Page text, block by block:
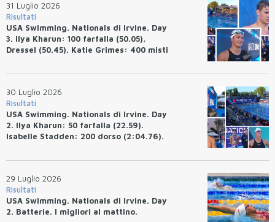
31 Luglio 2026
Risultati
USA Swimming. Nationals di Irvine. Day
3. Ilya Kharun: 100 farfalla (50.05),
Dressel (50.45). Katie Grimes: 400 misti
Bottazzo terza nei 50 rana (30.51)
30 Luglio 2026
Risultati
USA Swimming. Nationals di Irvine. Day
2. Ilya Kharun: 50 farfalla (22.59).
Isabelle Stadden: 200 dorso (2:04.76).
29 Luglio 2026
Risultati
USA Swimming. Nationals di Irvine. Day
2. Batterie. I migliori al mattino.